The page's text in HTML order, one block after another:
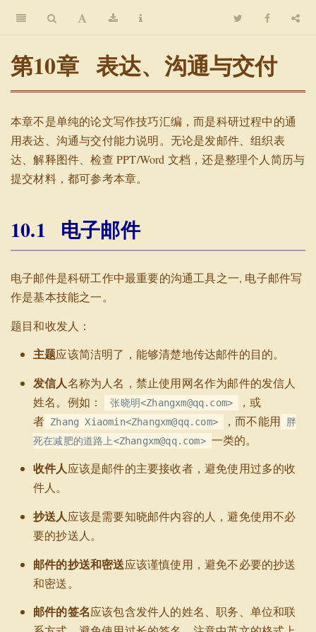
第10 表达、沟通与交付
本章不是单纯的论文写作技巧汇编，而是科研过程中的通
用表达、沟通与交付能力说明。无论是发邮件、组织表
达、解释图件、检查 PPT/Word 文档，还是整理个人简历与
提交材料，都可参考本章。
10.1 电子邮件
电子邮件是科研工作中最重要的沟通工具之一, 电子邮件写
作是基本技能之一。
题目和收发人：
主题应该简洁明了，能够清楚地传达邮件的目的。
发信人名称为人名，禁止使用网名作为邮件的发信人
姓名。例如：
张晓明<Zhangxm@qq.com>
，或
者 Zhang Xiaomin<Zhangxm@qq.com> ，而不能用
胖
死在减肥的道路上<Zhangxm@qq.com> 一类的。
收件人应该是邮件的主要接收者，避免使用过多的收
件人。
抄送人应该是需要知晓邮件内容的人，避免使用不必
要的抄送人。
邮件的抄送和密送应该谨慎使用，避免不必要的抄送
和密送。
邮件的签名应该包含发件人的姓名、职务、单位和联